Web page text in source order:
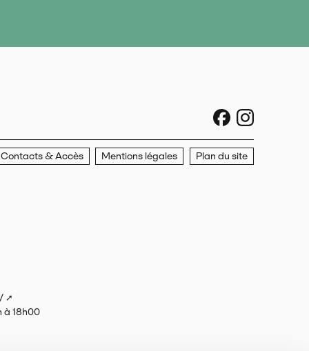
sociaux
Contacts & Accès Mentions légales Plan du site
à 18h00